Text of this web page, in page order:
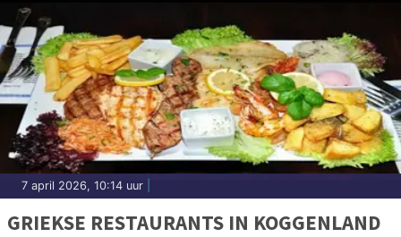
7 april 2026, 10:14 uur
GRIEKSE RESTAURANTS IN KOGGENLAND